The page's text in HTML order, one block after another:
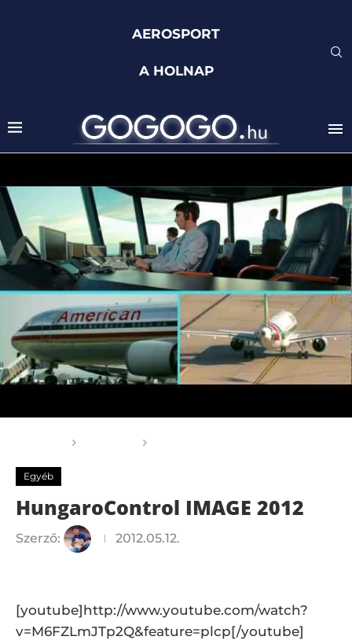
AEROSPORT
A HOLNAP
Egyéb
HungaroControl IMAGE 2012
Szerző: 2012.05.12.
[youtube]http://www.youtube.com/watch?
v=M6FZLmJTp2Q&feature=plcp[/youtube]